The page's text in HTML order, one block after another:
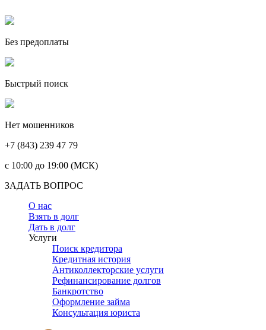
Без предоплаты
Быстрый поиск
Нет мошенников
+7 (843) 239 47 79
c 10:00 до 19:00 (МСК)
ЗАДАТЬ ВОПРОС
О нас
Взять в долг
Дать в долг
Услуги
Поиск кредитора
Кредитная история
Антиколлекторские услуги
Рефинансирование долгов
Банкротство
Оформление займа
Консультация юриста